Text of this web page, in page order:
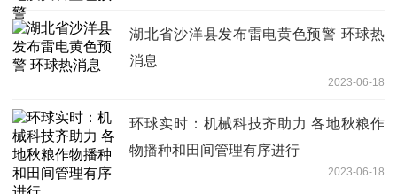
湖北省沙洋县发布雷电黄色预警 环球热
消息
2023-06-18
环球实时：机械科技齐助力 各地秋粮作
物播种和田间管理有序进行
2023-06-18